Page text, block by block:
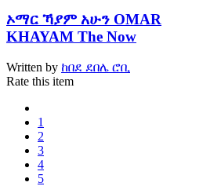
ኦማር ኻያም አሁን OMAR
KHAYAM The Now
Written by ከበደ ደበሌ ሮቢ
Rate this item
1
2
3
4
5